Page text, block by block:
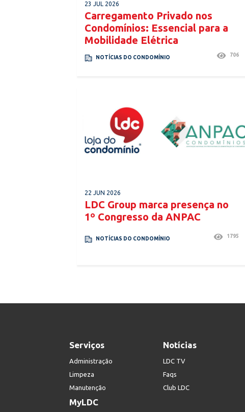
23 JUL 2026
Carregamento Privado nos
Condomínios: Essencial para a
Mobilidade Elétrica
NOTÍCIAS DO CONDOMÍNIO 706
22 JUN 2026
LDC Group marca presença no
1º Congresso da ANPAC
NOTÍCIAS DO CONDOMÍNIO 1795
Serviços
Administração
Limpeza
Manutenção
MyLDC
Notícias
LDC TV
Faqs
Club LDC